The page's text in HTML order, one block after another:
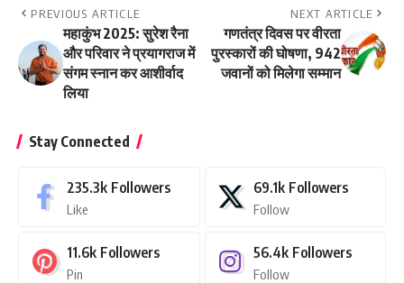
PREVIOUS ARTICLE
महाकुंभ 2025: सुरेश रैना
और परिवार ने प्रयागराज में
संगम स्नान कर आशीर्वाद
लिया
NEXT ARTICLE
गणतंत्र दिवस पर वीरता
पुरस्कारों की घोषणा, 942
जवानों को मिलेगा सम्मान
Stay Connected
235.3k Followers
Like
69.1k Followers
Follow
11.6k Followers
Pin
56.4k Followers
Follow